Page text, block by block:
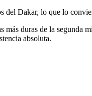
Dakar, lo que lo
más duras de la
absoluta.